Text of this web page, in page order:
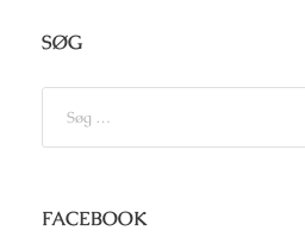
SØG
FACEBOOK